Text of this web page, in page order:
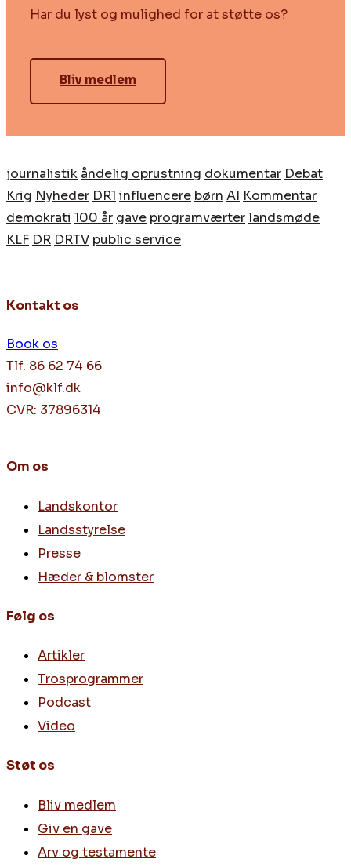
Har du lyst og mulighed for at støtte os?
Bliv medlem
journalistik åndelig oprustning dokumentar Debat
Krig Nyheder DR1 influencere børn AI Kommentar
demokrati 100 år gave programværterlandsmøde
KLF DR DRTV public service
Kontakt os
Book os
Tlf. 86 62 74 66
info@klf.dk
CVR: 37896314
Om os
Landskontor
Landsstyrelse
Presse
Hæder & blomster
Følg os
Artikler
Trosprogrammer
Podcast
Video
Støt os
Bliv medlem
Giv en gave
Arv og testamente